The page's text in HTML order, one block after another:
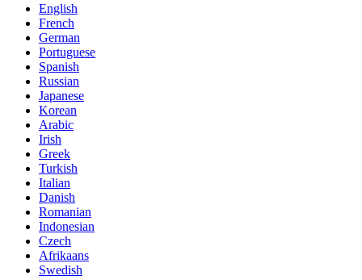
English
French
German
Portuguese
Spanish
Russian
Japanese
Korean
Arabic
Irish
Greek
Turkish
Italian
Danish
Romanian
Indonesian
Czech
Afrikaans
Swedish